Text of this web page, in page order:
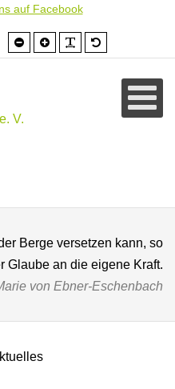
auf Facebook
Schrift
kleiner
Schrift
größer
V.
Berge versetzen kann, so
Glaube an die eigene Kraft.
von Ebner-Eschenbach